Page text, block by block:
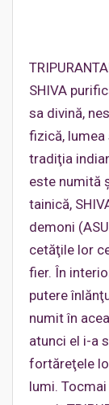
SHIVA
sa divină,
fizică, lumea
tradiţia
este numită
tainică,
demoni
cetăţile lor
fier. În
putere
numit în
atunci el i-a
fortăreţele
lumi.